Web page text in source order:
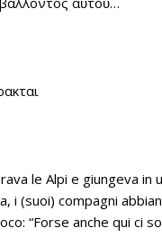
le Alpi e giungeva
i (suoi) compagni
“Forse anche qui ci